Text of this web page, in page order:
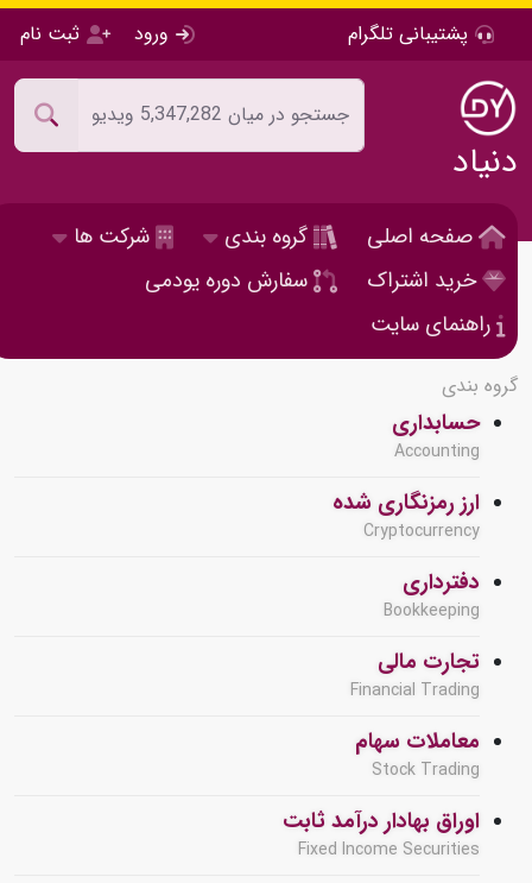
پشتیبانی تلگرام ورود ثبت نام
دنیاد
صفحه اصلی گروه بندی
شرکت ها
خرید اشتراک
سفارش دوره یودمی
راهنمای سایت
گروه بندی
حسابداری
Accounting
ارز رمزنگاری شده
Cryptocurrency
دفترداری
Bookkeeping
تجارت مالی
Financial Trading
معاملات سهام
Stock Trading
اوراق بهادار درآمد ثابت
Fixed Income Securities